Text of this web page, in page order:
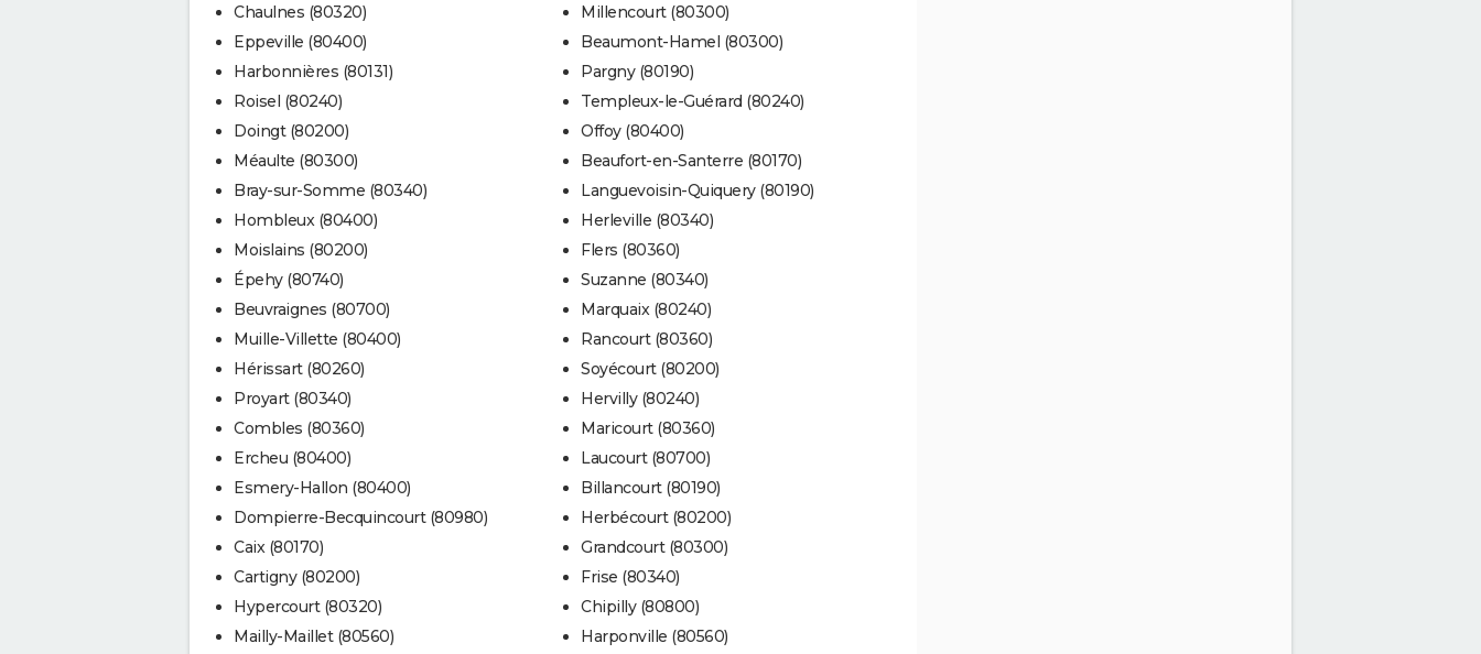
Chaulnes (80320)
Eppeville (80400)
Harbonnières (80131)
Roisel (80240)
Doingt (80200)
Méaulte (80300)
Bray-sur-Somme (80340)
Hombleux (80400)
Moislains (80200)
Épehy (80740)
Beuvraignes (80700)
Muille-Villette (80400)
Hérissart (80260)
Proyart (80340)
Combles (80360)
Ercheu (80400)
Esmery-Hallon (80400)
Dompierre-Becquincourt (80980)
Caix (80170)
Cartigny (80200)
Hypercourt (80320)
Mailly-Maillet (80560)
Millencourt (80300)
Beaumont-Hamel (80300)
Pargny (80190)
Templeux-le-Guérard (80240)
Offoy (80400)
Beaufort-en-Santerre (80170)
Languevoisin-Quiquery (80190)
Herleville (80340)
Flers (80360)
Suzanne (80340)
Marquaix (80240)
Rancourt (80360)
Soyécourt (80200)
Hervilly (80240)
Maricourt (80360)
Laucourt (80700)
Billancourt (80190)
Herbécourt (80200)
Grandcourt (80300)
Frise (80340)
Chipilly (80800)
Harponville (80560)